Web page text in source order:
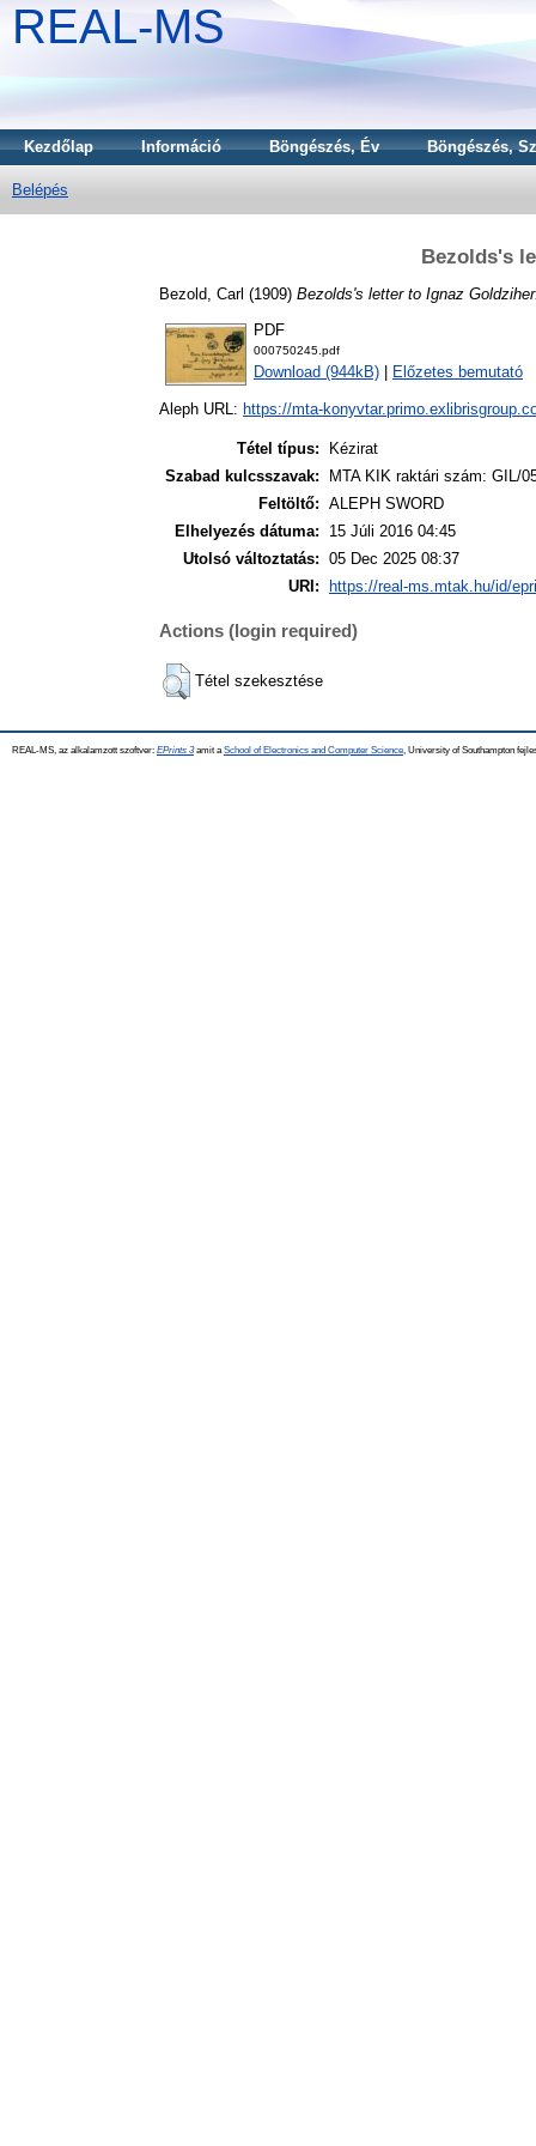
REAL-MS
Kezdőlap Információ Böngészés, Év Böngészés,
Belépés
Bezolds's
Bezold, Carl (1909) Bezolds's letter to Ignaz
PDF
000750245.pdf
Download (944kB) Előzetes bemutató
Aleph URL: https://mta-
Tétel típus:
Kézirat
Szabad kulcsszavak:
MTA KIK raktári szám: GIL/
Feltöltő: ALEPH SWORD
Elhelyezés dátuma:
15 Júli 2016 04:45
Utolsó változtatás: 05 Dec 2025 08:37
URI:
https://real-ms.mtak.hu/id/
Actions (login required)
Tétel szekesztése
REAL-MS, az alkalamzott szoftver: EPrints 3amit a School of Electronics and Computer Science , University of Southampton